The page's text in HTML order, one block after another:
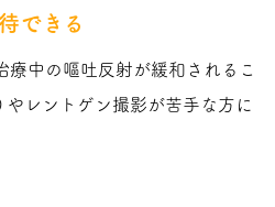
できる
療中の嘔吐反射が緩和されるこ
やレントゲン撮影が苦手な方に